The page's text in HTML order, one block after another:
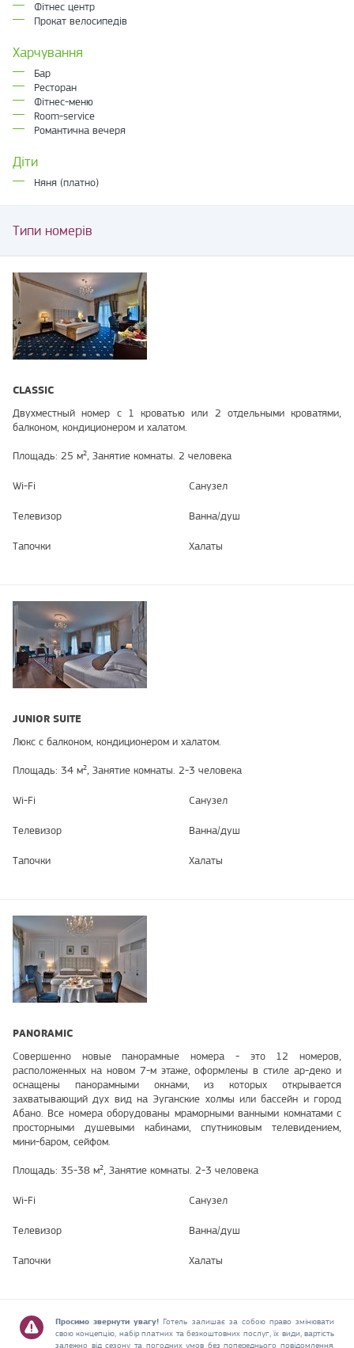
Фітнес центр
Прокат велосипедів
Харчування
Бар
Ресторан
Фітнес-меню
Room-service
Романтична вечеря
Діти
Няня (платно)
Типи номерів
CLASSIC
Двухместный номер с 1 кроватью или 2 отдельными кроватями,
балконом, кондиционером и халатом.
Площадь: 25 м², Занятие комнаты. 2 человека
Wi-Fi Санузел
Телевизор Ванна/душ
Тапочки Халаты
JUNIOR SUITE
Люкс с балконом, кондиционером и халатом.
Площадь: 34 м², Занятие комнаты. 2-3 человека
Wi-Fi Санузел
Телевизор Ванна/душ
Тапочки Халаты
PANORAMIC
Совершенно новые панорамные номера - это 12 номеров,
расположенных на новом 7-м этаже, оформлены в стиле ар-деко и
оснащены панорамными окнами, из которых открывается
захватывающий дух вид на Эуганские холмы или бассейн и город
Абано. Все номера оборудованы мраморными ванными комнатами с
просторными душевыми кабинами, спутниковым телевидением,
мини-баром, сейфом.
Площадь: 35-38 м², Занятие комнаты. 2-3 человекa
Wi-Fi Санузел
Телевизор Ванна/душ
Тапочки Халаты
Просимо звернути увагу! Готель залишає за собою право змінювати
свою концепцію, набір платних та безкоштовних послуг, їх види, вартість
залежно від сезону та погодних умов без попереднього повідомлення.